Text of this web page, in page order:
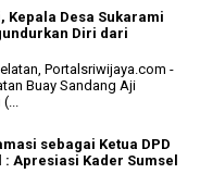
Kepala Desa Sukarami
Diri dari
Portalsriwijaya.com -
Buay Sandang Aji
sebagai Ketua DPD
Apresiasi Kader Sumsel